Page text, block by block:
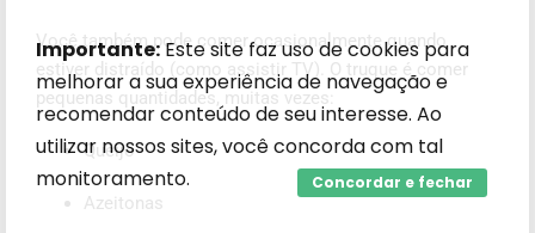
Você também pode comer ocasionalmente quando
estiver distraído (como assistir TV). O truque é comer
pequenas quantidades, muitas vezes:
Queijo
Azeitonas
Importante:Este site faz uso de cookies para
melhorar a sua experiência de navegação e
recomendar conteúdo de seu interesse. Ao
utilizar nossos sites, você concorda com tal
monitoramento.
Concordar e fechar